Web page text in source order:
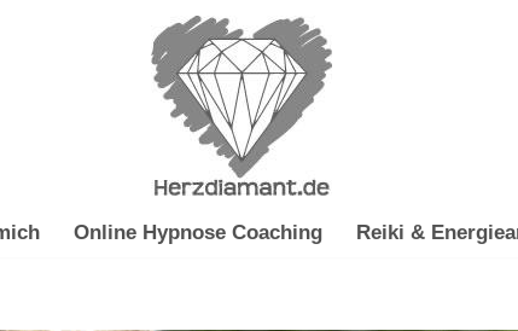
Online Hypnose Coaching Reiki &